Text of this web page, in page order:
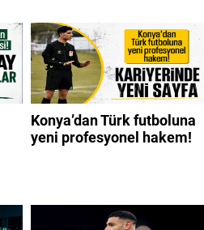
Konya’dan Türk futboluna
yeni profesyonel hakem!